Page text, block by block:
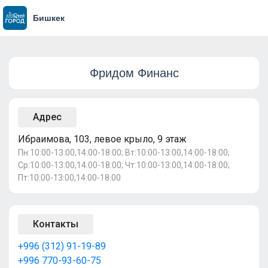
Бишкек
Фридом Финанс
Адрес
Ибраимова, 103, левое крыло, 9 этаж
Пн:10:00-13:00,14:00-18:00; Вт:10:00-13:00,14:00-18:00;
Ср:10:00-13:00,14:00-18:00; Чт:10:00-13:00,14:00-18:00;
Пт:10:00-13:00,14:00-18:00
Контакты
+996 (312) 91-19-89
+996 770-93-60-75